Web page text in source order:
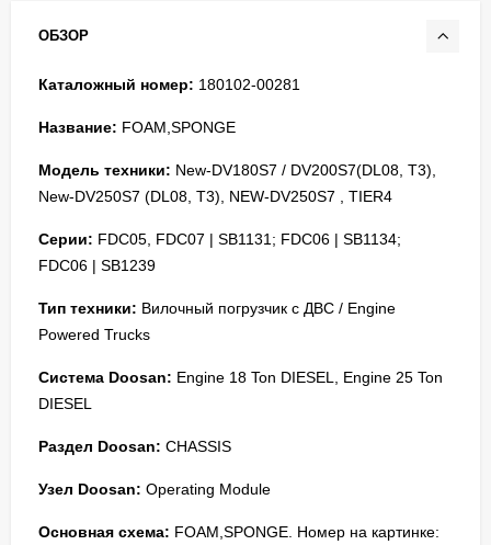
ОБЗОР
Каталожный номер: 180102-00281
Название: FOAM,SPONGE
Модель техники: New-DV180S7 / DV200S7(DL08, T3),
New-DV250S7 (DL08, T3), NEW-DV250S7 , TIER4
Серии: FDC05, FDC07 | SB1131; FDC06 | SB1134;
FDC06 | SB1239
Тип техники: Вилочный погрузчик с ДВС / Engine
Powered Trucks
Система Doosan: Engine 18 Ton DIESEL, Engine 25 Ton
DIESEL
Раздел Doosan: CHASSIS
Узел Doosan: Operating Module
Основная схема: FOAM,SPONGE. Номер на картинке: